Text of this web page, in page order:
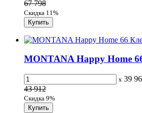
67 798
Скидка 11%
MONTANA Happy Home
x 39
43 912
Скидка 9%